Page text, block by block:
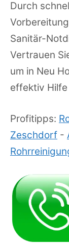
Durch
Sanitär-
Vertrauen
um in Neu
effektiv
Profitipps:
Zeschdorf -